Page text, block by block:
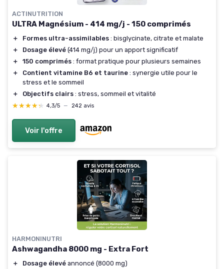
ACTINUTRITION
ULTRA Magnésium - 414 mg/j - 150 comprimés
＋ Formes ultra-assimilables : bisglycinate, citrate et malate
＋
Dosage élevé (414 mg/j) pour un apport significatif
＋
150 comprimés : format pratique pour plusieurs semaines
＋
Contient vitamine B6 et taurine : synergie utile pour le
stress et le sommeil
＋
Objectifs clairs : stress, sommeil et vitalité
★★★★★
★★★★★ 4,3/5 — 242 avis
Voir l'offre
HARMONINUTRI
Ashwagandha 8000 mg - Extra Fort
＋ Dosage élevé annoncé (8000 mg)